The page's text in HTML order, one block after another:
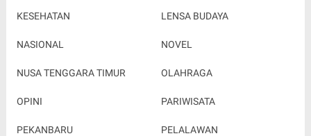
KESEHATAN LENSA BUDAYA
NASIONAL NOVEL
NUSA TENGGARA TIMUR OLAHRAGA
OPINI PARIWISATA
PEKANBARU PELALAWAN